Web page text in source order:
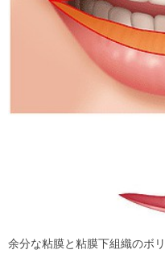
余分な粘膜と粘膜下組織のボ